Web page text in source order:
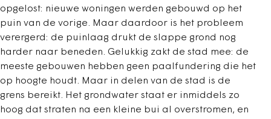
opgelost: nieuwe woningen werden gebouwd op het
puin van de vorige. Maar daardoor is het probleem
verergerd: de puinlaag drukt de slappe grond nog
harder naar beneden. Gelukkig zakt de stad mee: de
meeste gebouwen hebben geen paalfundering die het
op hoogte houdt. Maar in delen van de stad is de
grens bereikt. Het grondwater staat er inmiddels zo
hoog dat straten na een kleine bui al overstromen, en